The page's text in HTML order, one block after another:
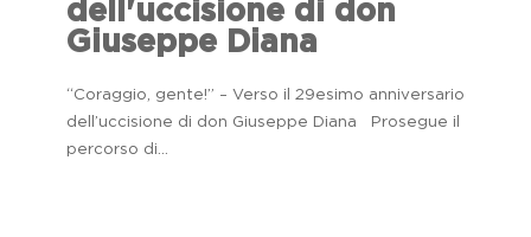
dell'uccisione di don
Giuseppe Diana
“Coraggio, gente!” – Verso il 29esimo anniversario
dell’uccisione di don Giuseppe Diana Prosegue il
percorso di...